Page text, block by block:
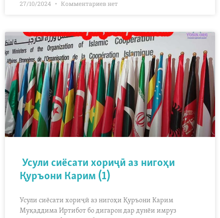
27/10/2024 Комментариев нет
Усули сиёсати хориҷӣ аз нигоҳи
Қуръони Карим (1)
Усули сиёсати хориҷӣ аз нигоҳи Қуръони Карим
Муқаддима Иртибот бо дигарон дар дунёи имруз